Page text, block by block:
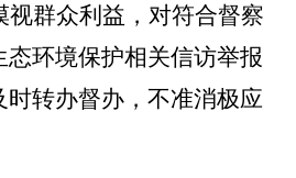
视群众利益，对符合督察
环境保护相关信访举报
转办督办，不准消极应